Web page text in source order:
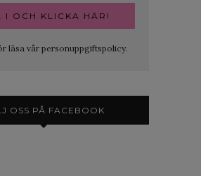
läsa vår personuppgiftspolicy.
OSS PÅ FACEBOOK